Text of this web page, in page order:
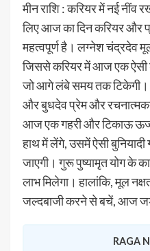
मीन राशि : करियर में नई नींव
लिए आज का दिन करियर और
महत्वपूर्ण है। लग्नेश चंद्रदेव
जिससे करियर में आज एक ऐसी
जो आगे लंबे समय तक
और बुधदेव प्रेम और
आज एक गहरी और टिकाऊ
हाथ में लेंगे, उसमें ऐसी बुनियादी
जाएगी। गुरू पुष्यामृत योग के
लाभ मिलेगा। हालांकि, मूल
जल्दबाजी करने से बचें, आज
RAGA